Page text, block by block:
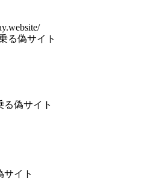
る偽サイト
偽サイト
サイト